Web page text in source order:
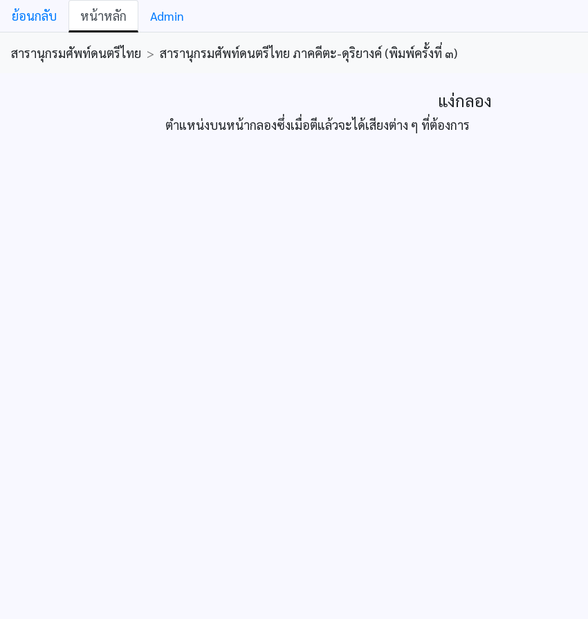
ย้อนกลับ หน้าหลัก Admin
สารานุกรมศัพท์ดนตรีไทย > สารานุกรมศัพท์ดนตรีไทย ภาคคีตะ-ดุริยางค์ (พิมพ์ครั้งที่ ๓)
แง่กลอง
ตำแหน่งบนหน้ากลองซึ่งเมื่อตีแล้วจะได้เสียงต่าง ๆ ที่ต้องการ